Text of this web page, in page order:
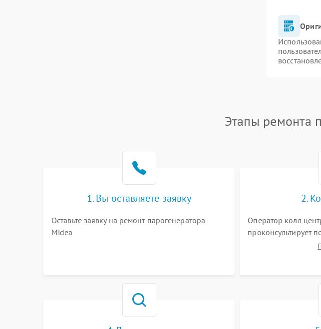
Этапы ремонта
1. Вы оставляете заявку
Оставьте заявку на ремонт парогенератора
Midea
2.
Оператор колл
проконсультирует
парогенератора а